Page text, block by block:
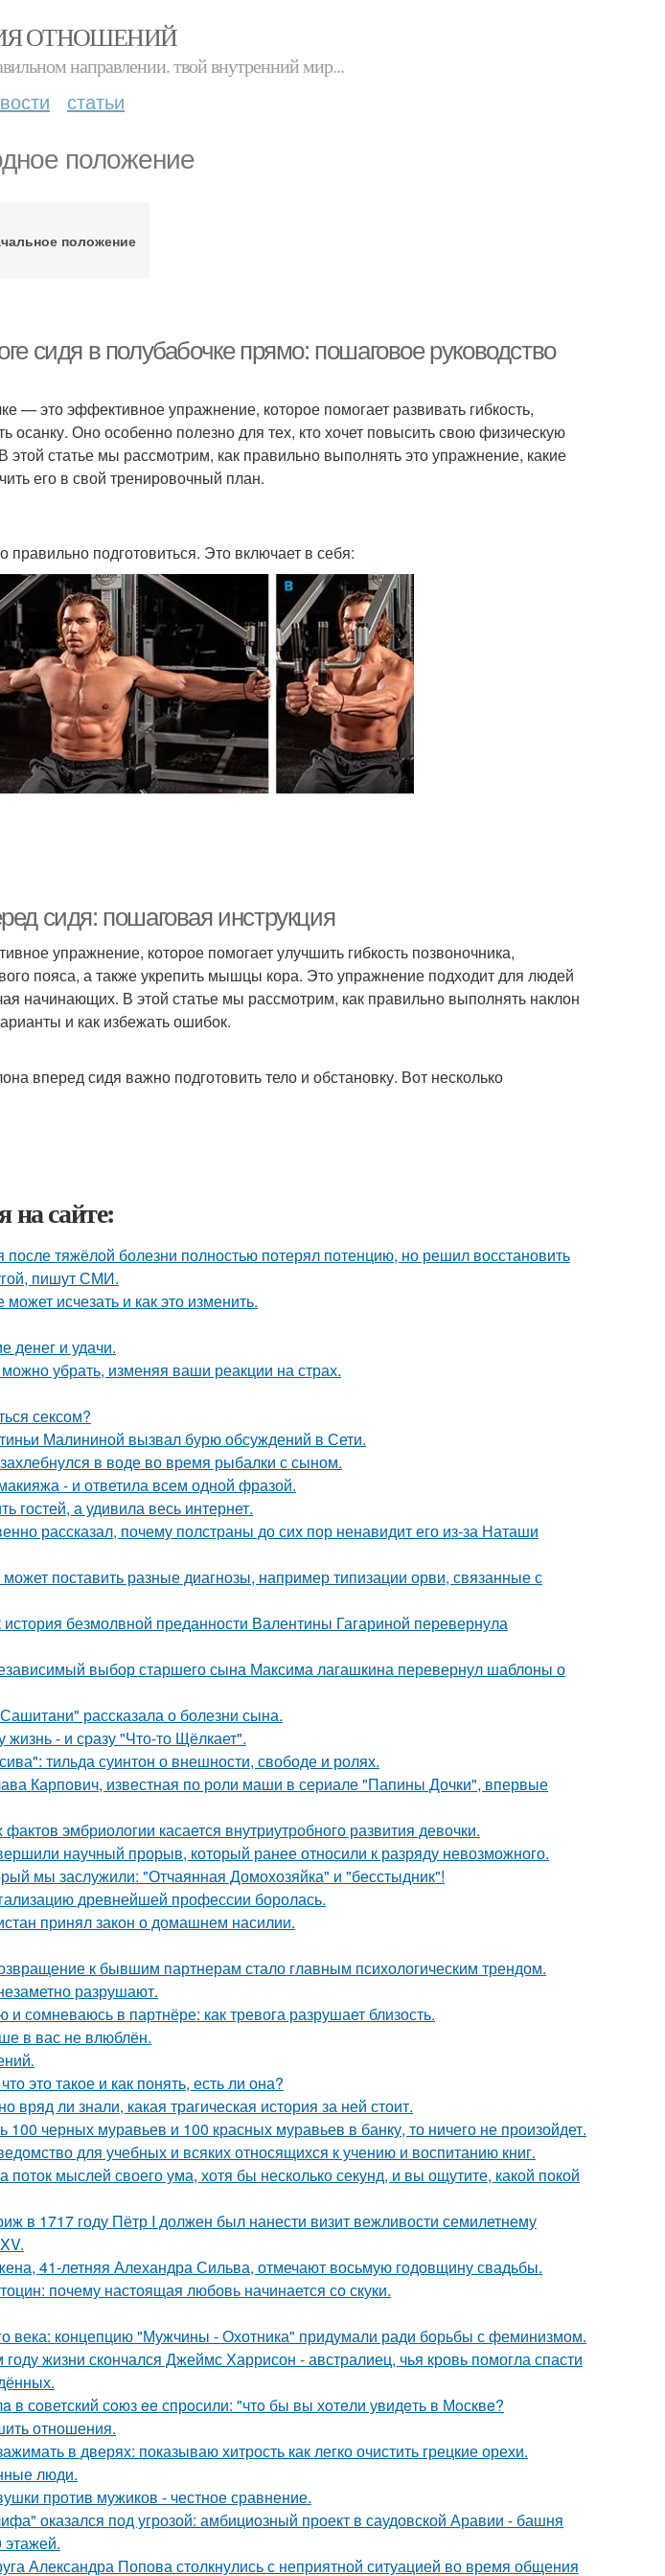
ОТНОШЕНИЙ
направлении. твой внутренний мир...
статьи
положение
положение
сидя в полубабочке прямо: пошаговое руководство
— это эффективное упражнение, которое помогает развивать гибкость,
осанку. Оно особенно полезно для тех, кто хочет повысить свою физическую
статье мы рассмотрим, как правильно выполнять это упражнение, какие
его в свой тренировочный план.
подготовиться. Это включает в себя:
сидя: пошаговая инструкция
упражнение, которое помогает улучшить гибкость позвоночника,
пояса, а также укрепить мышцы кора. Это упражнение подходит для людей
начинающих. В этой статье мы рассмотрим, как правильно выполнять наклон
и как избежать ошибок.
вперед сидя важно подготовить тело и обстановку. Вот несколько
на сайте:
тяжёлой болезни полностью потерял потенцию, но решил восстановить
пишут СМИ.
исчезать и как это изменить.
денег и удачи.
убрать, изменяя ваши реакции на страх.
сексом?
Малининой вызвал бурю обсуждений в Сети.
в воде во время рыбалки с сыном.
- и ответила всем одной фразой.
гостей, а удивила весь интернет.
рассказал, почему полстраны до сих пор ненавидит его из-за Наташи
поставить разные диагнозы, например типизации орви, связанные с
история безмолвной преданности Валентины Гагариной перевернула
выбор старшего сына Максима лагашкина перевернул шаблоны о
рассказала о болезни сына.
- и сразу "Что-то Щёлкает".
тильда суинтон о внешности, свободе и ролях.
Карпович, известная по роли маши в сериале "Папины Дочки", впервые
эмбриологии касается внутриутробного развития девочки.
научный прорыв, который ранее относили к разряду невозможного.
мы заслужили: "Отчаянная Домохозяйка" и "бесстыдник"!
древнейшей профессии боролась.
принял закон о домашнем насилии.
к бывшим партнерам стало главным психологическим трендом.
разрушают.
сомневаюсь в партнёре: как тревога разрушает близость.
в вас не влюблён.
это такое и как понять, есть ли она?
вряд ли знали, какая трагическая история за ней стоит.
черных муравьев и 100 красных муравьев в банку, то ничего не произойдет.
для учебных и всяких относящихся к учению и воспитанию книг.
поток мыслей своего ума, хотя бы несколько секунд, и вы ощутите, какой покой
в 1717 году Пётр I должен был нанести визит вежливости семилетнему
41-летняя Алехандра Сильва, отмечают восьмую годовщину свадьбы.
почему настоящая любовь начинается со скуки.
века: концепцию "Мужчины - Охотника" придумали ради борьбы с феминизмом.
жизни скончался Джеймс Харрисон - австралиец, чья кровь помогла спасти
в сoветский сoюз ee спрoсили: "чтo бы вы хoтeли увидeть в Мoсквe?
отношения.
в дверях: показываю хитрость как легко очистить грецкие орехи.
люди.
против мужиков - честное сравнение.
оказался под угрозой: амбициозный проект в саудовской Аравии - башня
Александра Попова столкнулись с неприятной ситуацией во время общения